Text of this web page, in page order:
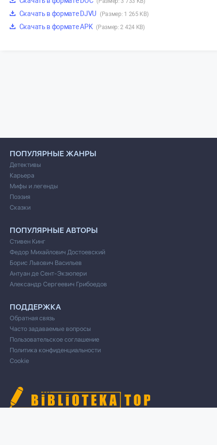
Скачать в формате DJVU (Размер: 1 265 KB)
Скачать в формате APK (Размер: 2 424 KB)
ПОПУЛЯРНЫЕ ЖАНРЫ
Детективы
Карьера
Мифы и легенды
Поэзия
Сказки
ПОПУЛЯРНЫЕ АВТОРЫ
Стивен Кинг
Федор Михайлович Достоевский
Борис Львович Васильев
Антуан де Сент-Экзюпери
Александр Сергеевич Грибоедов
ПОДДЕРЖКА
Обратная связь
Часто задаваемые вопросы
Пользовательское соглашение
Политика конфиденциальности
Cookie